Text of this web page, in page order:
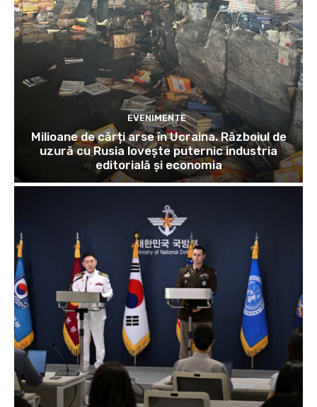
EVENIMENTE
Milioane de cărți arse în Ucraina. Războiul de
uzură cu Rusia lovește puternic industria
editorială și economia